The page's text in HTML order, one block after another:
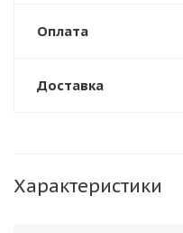
Оплата
Доставка
Характеристики